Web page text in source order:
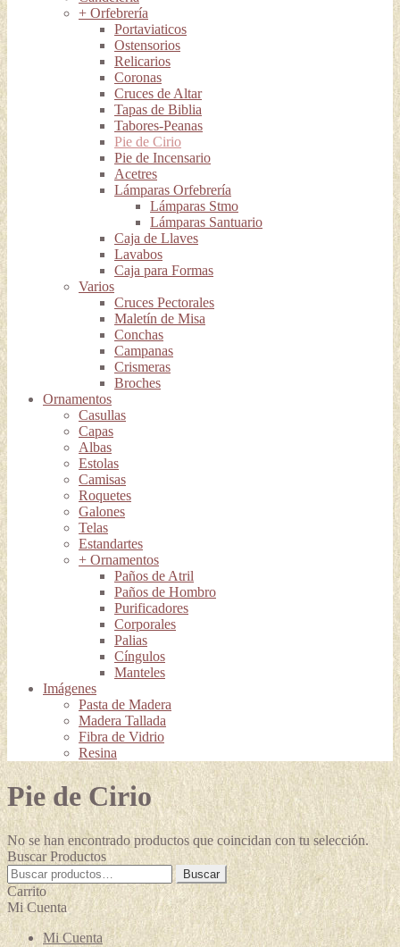
+ Orfebrería
Portaviaticos
Ostensorios
Relicarios
Coronas
Cruces de Altar
Tapas de Biblia
Tabores-Peanas
Pie de Cirio
Pie de Incensario
Acetres
Lámparas Orfebrería
Lámparas Stmo
Lámparas Santuario
Caja de Llaves
Lavabos
Caja para Formas
Varios
Cruces Pectorales
Maletín de Misa
Conchas
Campanas
Crismeras
Broches
Ornamentos
Casullas
Capas
Albas
Estolas
Camisas
Roquetes
Galones
Telas
Estandartes
+ Ornamentos
Paños de Atril
Paños de Hombro
Purificadores
Corporales
Palias
Cíngulos
Manteles
Imágenes
Pasta de Madera
Madera Tallada
Fibra de Vidrio
Resina
Pie de Cirio
No se han encontrado productos que coincidan con tu selección.
Buscar Productos
Buscar
por:
Buscar
Carrito
Mi Cuenta
Mi Cuenta